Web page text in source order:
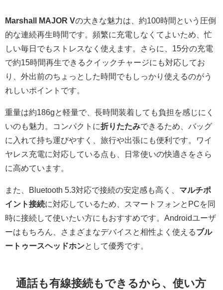
Marshall MAJOR Vの大きな魅力は、約100時間という圧倒
的な連続再生時間です。頻繁に充電しなくてよいため、忙
しい毎日でもストレスなく使えます。さらに、15分の充電
で約15時間再生できるクイックチャージにも対応してお
り、外出前のちょっとした時間でもしっかり使えるのがう
れしいポイントです。
重量は約186gと軽量で、長時間装着しても負担を感じにく
いのも魅力。コンパクトに折りたたみできるため、バッグ
に入れて持ち運びやすく、旅行や出張にも便利です。ワイ
ヤレス充電に対応している点も、日常使いの快適さをさら
に高めています。
また、Bluetooth 5.3対応で接続の安定感も高く、 マルチポ
イント接続に対応しているため、スマートフォンとPCを同
時に接続して使いたい方にもおすすめです。Androidユーザ
ーはもちろん、さまざまなデバイスと相性よく使えるブル
ートゥースヘッドホンとして優秀です。
通話も有線接続もできるから、使い方